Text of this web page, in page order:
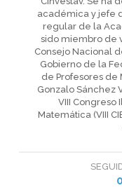
académica y jefe
regular de la
sido miembro de
Consejo Nacional
Gobierno de la
de Profesores de
Gonzalo Sánchez
VIII
Matemática (VIII